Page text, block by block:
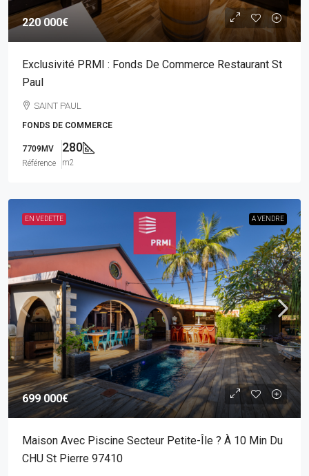
220 000€
Exclusivité PRMI : Fonds De Commerce Restaurant St
Paul
SAINT PAUL
FONDS DE COMMERCE
7709MV
Référence
280
m2
EN VEDETTE A VENDRE
699 000€
Maison Avec Piscine Secteur Petite-Île ? À 10 Min Du
CHU St Pierre 97410